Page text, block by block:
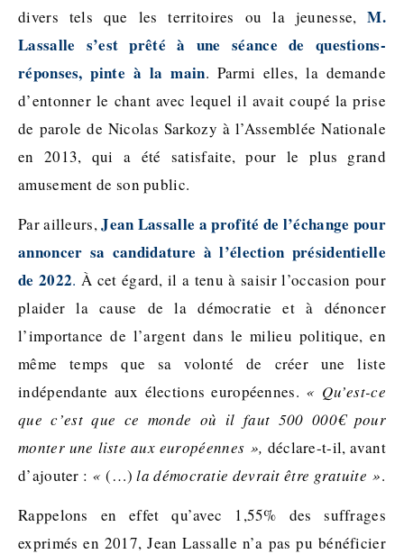
divers tels que les territoires ou la jeunesse,M.
Lassalle s’est prêté à une séance de questions-
réponses, pinte à la main. Parmi elles, la demande
d’entonner le chant avec lequel il avait coupé la prise
de parole de Nicolas Sarkozy à l’Assemblée Nationale
en 2013, qui a été satisfaite, pour le plus grand
amusement de son public.
Par ailleurs,Jean Lassalle a profité de l’échange pour
annoncer sa candidature à l’élection présidentielle
de 2022. À cet égard, il a tenu à saisir l’occasion pour
plaider la cause de la démocratie et à dénoncer
l’importance de l’argent dans le milieu politique, en
même temps que sa volonté de créer une liste
indépendante aux élections européennes. « Qu’est-ce
que c’est que ce monde où il faut 500 000€ pour
monter une liste aux européennes », déclare-t-il, avant
d’ajouter : «(…) la démocratie devrait être gratuite ».
Rappelons en effet qu’avec 1,55% des suffrages
exprimés en 2017, Jean Lassalle n’a pas pu bénéficier